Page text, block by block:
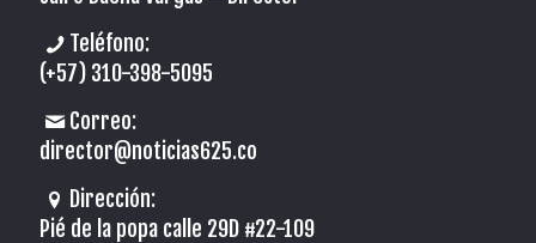
Teléfono:
(+57) 310-398-5095
Correo:
director@noticias625.co
Dirección:
Pié de la popa calle 29D #22-109